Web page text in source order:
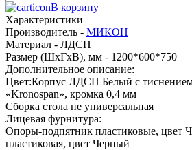
В корзину
Характеристики
Производитель - МИКОН
Материал - ЛДСП
Размер (ШхГхВ), мм - 1200*600*750
Дополнительное описание:
Цвет:Корпус ЛДСП Белый с
«Kronospan», кромка 0,4 мм
Сборка стола не универсальная
Лицевая фурнитура:
Опоры-подпятник пластиковые, цвет
пластиковая, цвет Черный